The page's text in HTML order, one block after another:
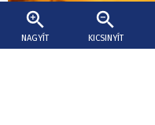
NAGYÍT KICSINYÍT